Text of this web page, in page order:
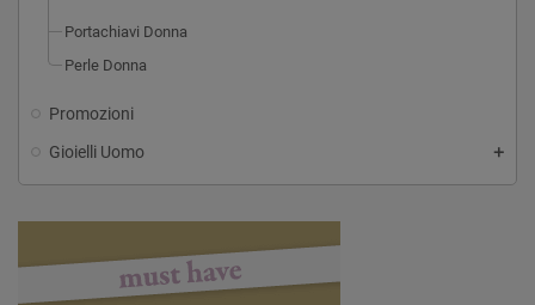
Portachiavi Donna
Perle Donna
Promozioni
Gioielli Uomo